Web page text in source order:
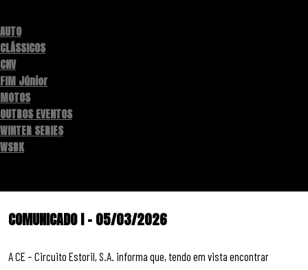
AUTO
CLÁSSICOS
CNV
FIM Júnior
MOTOS
OUTROS EVENTOS
WINTER SERIES
WSBK
COMUNICADO I – 05/03/2026
A CE – Circuito Estoril, S.A. informa que, tendo em vista encontrar